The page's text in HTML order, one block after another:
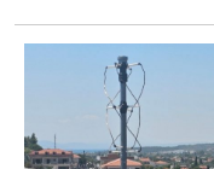
παράταση της
ενδιαφέροντος για
Τμημάτων του
για το ακαδημαϊκό
Αυγούστου 2026. […]